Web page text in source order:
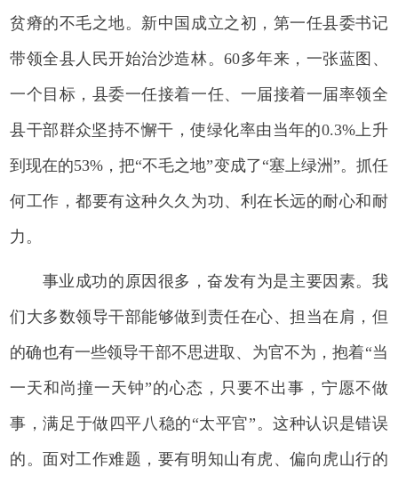
贫瘠的不毛之地。新中国成立之初，第一任县委书记
带领全县人民开始治沙造林。60多年来，一张蓝图、
一个目标，县委一任接着一任、一届接着一届率领全
县干部群众坚持不懈干，使绿化率由当年的0.3%上升
到现在的53%，把“不毛之地”变成了“塞上绿洲”。抓任
何工作，都要有这种久久为功、利在长远的耐心和耐
力。
事业成功的原因很多，奋发有为是主要因素。我
们大多数领导干部能够做到责任在心、担当在肩，但
的确也有一些领导干部不思进取、为官不为，抱着“当
一天和尚撞一天钟”的心态，只要不出事，宁愿不做
事，满足于做四平八稳的“太平官”。这种认识是错误
的。面对工作难题，要有明知山有虎、偏向虎山行的